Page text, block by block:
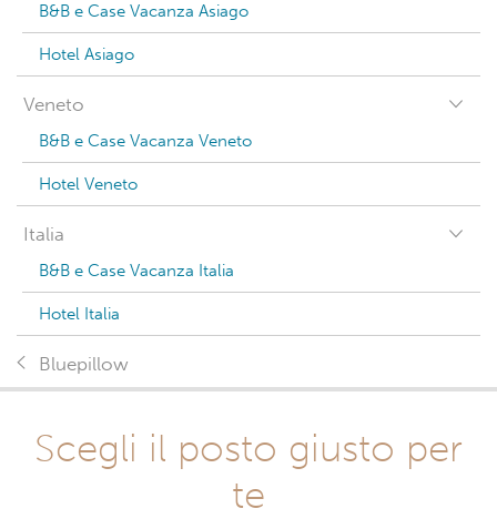
B&B e Case Vacanza Asiago
Hotel Asiago
Veneto
B&B e Case Vacanza Veneto
Hotel Veneto
Italia
B&B e Case Vacanza Italia
Hotel Italia
Bluepillow
Scegli il posto giusto per
te